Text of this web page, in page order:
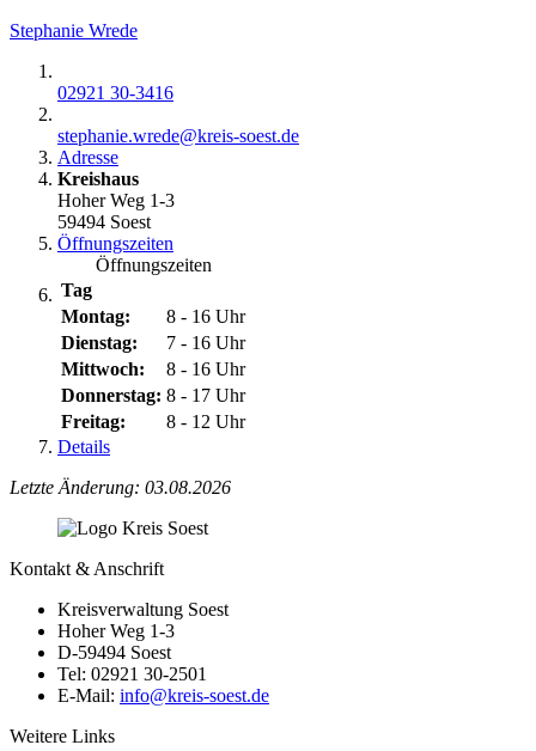
Stephanie Wrede
02921 30-3416
stephanie.wrede@​kreis-soest.de
Adresse
Kreishaus
Hoher Weg 1-3
59494 Soest
Öffnungszeiten
Öffnungszeiten
Tag
Montag:
8 - 16 Uhr
Dienstag:
7 - 16 Uhr
Mittwoch:
8 - 16 Uhr
Donnerstag: 8 - 17 Uhr
Freitag:
8 - 12 Uhr
Details
Letzte Änderung: 03.08.2026
Kontakt & Anschrift
Kreisverwaltung Soest
Hoher Weg 1-3
D-59494 Soest
Tel: 02921 30-2501
E-Mail: info@​kreis-soest.de
Weitere Links